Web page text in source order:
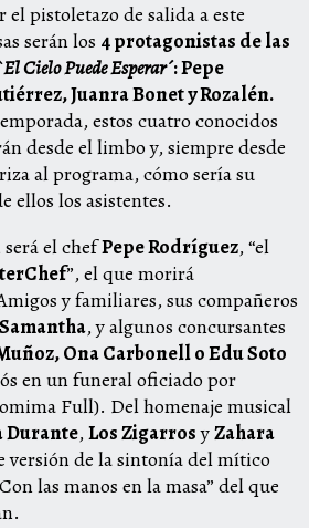
el pistoletazo de salida a este
serán los 4 protagonistas de las
Cielo Puede Esperar´: Pepe
Juanra Bonet y Rozalén.
estos cuatro conocidos
desde el limbo y, siempre desde
al programa, cómo sería su
ellos los asistentes.
el chefPepe Rodríguez, “el
”, el que morirá
y familiares, sus compañeros
, y algunos concursantes
Ona Carbonell o Edu Soto
en un funeral oficiado por
Full). Del homenaje musical
Durante,Los ZigarrosyZahara
versión de la sintonía del mítico
las manos en la masa” del que